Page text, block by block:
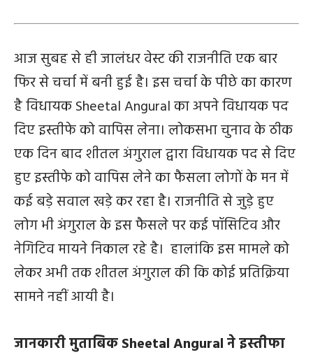
आज सुबह से ही जालंधर वेस्ट की राजनीति एक बार
फिर से चर्चा में बनी हुई है। इस चर्चा के पीछे का कारण
है विधायक Sheetal Angural का अपने विधायक पद
दिए इस्तीफे को वापिस लेना। लोकसभा चुनाव के ठीक
एक दिन बाद शीतल अंगुराल द्वारा विधायक पद से दिए
हुए इस्तीफे को वापिस लेने का फैसला लोगों के मन में
कई बड़े सवाल खड़े कर रहा है। राजनीति से जुड़े हुए
लोग भी अंगुराल के इस फैसले पर कई पॉसिटिव और
नेगिटिव मायने निकाल रहे है। हालांकि इस मामले को
लेकर अभी तक शीतल अंगुराल की कि कोई प्रतिक्रिया
सामने नहीं आयी है।
जानकारी मुताबिक Sheetal Angural ने इस्तीफा